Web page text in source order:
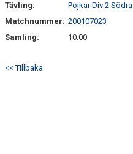
BILDER
Tävling:
Pojkar Div 2 Södra
Matchnummer: 200107023
Samling:
10:00
<< Tillbaka